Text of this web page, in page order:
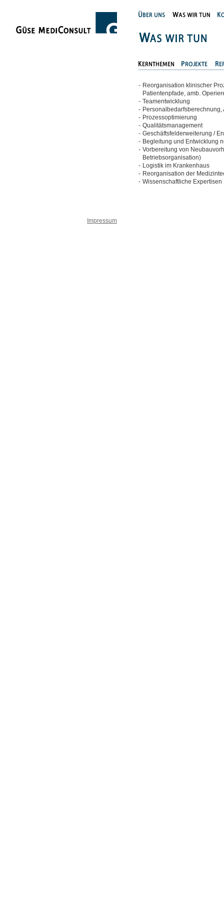
Impressum
- Reorganisation klinischer
Patientenpfade, amb.
- Teamentwicklung
-
- Prozessoptimierung
- Qualitätsmanagement
- Geschäftsfelderweiterung /
- Begleitung und Entwicklung
- Vorbereitung von
Betriebsorganisation)
- Logistik im Krankenhaus
- Reorganisation der
- Wissenschaftliche Expertisen